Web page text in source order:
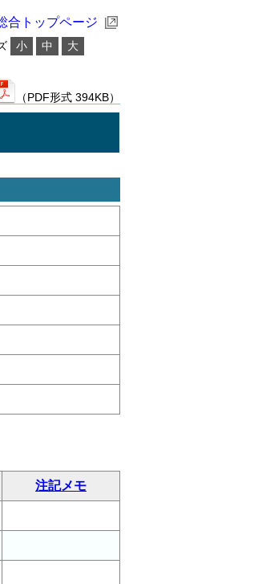
合トップページ
小 中
大
（PDF形式 394KB）
注記メモ